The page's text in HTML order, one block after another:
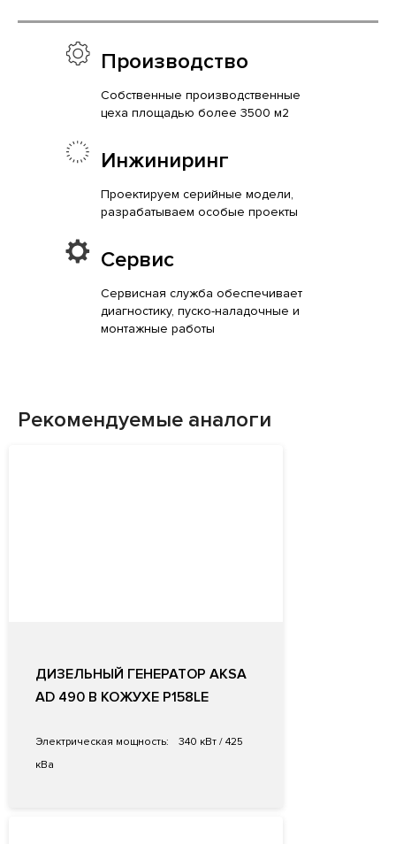
Производство
Собственные производственные
цеха площадью более 3500 м2
Инжиниринг
Проектируем серийные модели,
разрабатываем особые проекты
Сервис
Сервисная служба обеспечивает
диагностику, пуско-наладочные и
монтажные работы
Рекомендуемые аналоги
ДИЗЕЛЬНЫЙ ГЕНЕРАТОР AKSA
AD 490 В КОЖУХЕ P158LE
Электрическая мощность:
340 кВт / 425
кВа